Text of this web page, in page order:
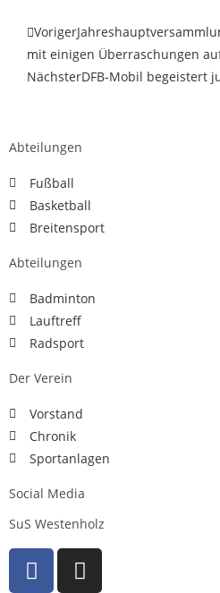
Voriger
mit einigen Überraschungen
NächsterDFB-Mobil begeistert
Abteilungen
Fußball
Basketball
Breitensport
Abteilungen
Badminton
Lauftreff
Radsport
Der Verein
Vorstand
Chronik
Sportanlagen
Social Media
SuS Westenholz